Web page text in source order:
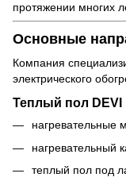
протяжении многих
Основные
Компания
электрического
Теплый пол DEVI
нагревательные
нагревательный
теплый пол под